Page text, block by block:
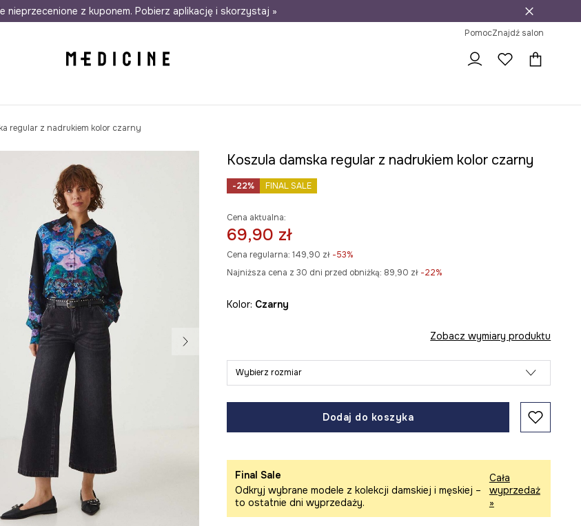
Darmowa dostawa do salonów 30 dni na zwrot
nieprzecenione z kuponem. Pobierz aplikację i skorzystaj »
PomocZnajdź salon
regular z nadrukiem kolor czarny
Koszula damska regular z nadrukiem kolor czarny
-22% FINAL SALE
Cena aktualna:
69,90 zł
Cena regularna: 149,90 zł-53%
Najniższa cena z 30 dni przed obniżką: 89,90 zł -22%
Kolor: czarny
Zobacz wymiary produktu
Wybierz rozmiar
Dodaj do koszyka
Final Sale
Odkryj wybrane modele z kolekcji damskiej i męskiej –
to ostatnie dni wyprzedaży.
Cała
wyprzedaż
»